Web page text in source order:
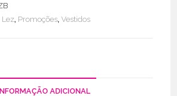
Lez, Promoções,Vestidos
ADICIONAL